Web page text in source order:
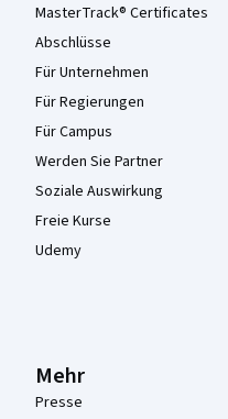
MasterTrack® Certificates
Abschlüsse
Für Unternehmen
Für Regierungen
Für Campus
Werden Sie Partner
Soziale Auswirkung
Freie Kurse
Udemy
Mehr
Presse